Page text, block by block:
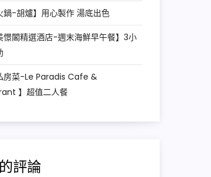
鍋-胡爐】用心製作 湯底出色
憬閣精選酒店-週末海鮮早午餐】3小
房菜-Le Paradis Cafe &
】超值二人餐
評論